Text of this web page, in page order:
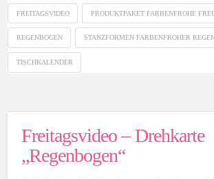
FREITAGSVIDEO PRODUKTPAKET FARBENFROHE
REGENBOGEN STANZFORMEN FARBENFROHER
TISCHKALENDER
Freitagsvideo – Drehkarte
„Regenbogen“